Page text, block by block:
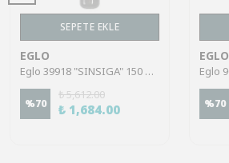
SEPETE EKLE
EGLO
Eglo 39918 "SINSIGA" 150 Cm Yüksekliğinde Çelik Siyah Sarkıt Avize
%70
₺ 5,612.00
₺ 1,684.00
EGLO
%70